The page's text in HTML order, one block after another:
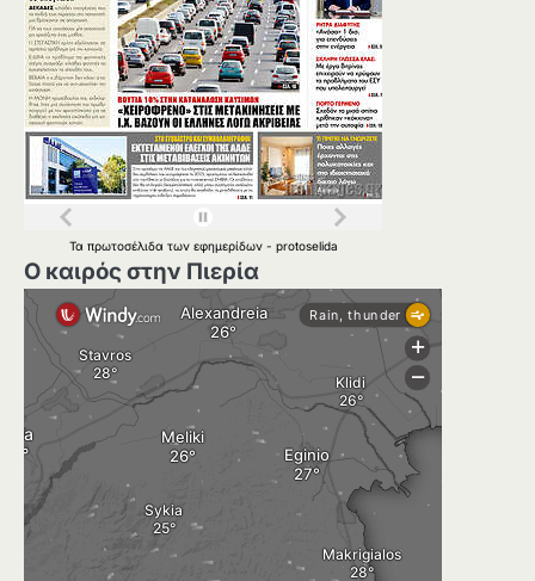
Τα πρωτοσέλιδα των εφημερίδων - protoselida
Ο καιρός στην Πιερία